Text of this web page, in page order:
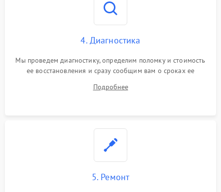
4. Диагностика
Мы проведем диагностику, определим поломку и стоимость
ее восстановления и сразу сообщим вам о сроках ее
Подробнее
5. Ремонт